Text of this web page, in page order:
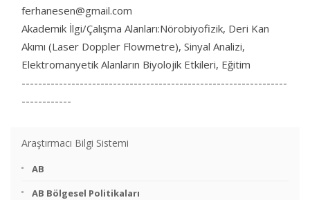
ferhanesen@gmail.com
Akademik İlgi/Çalışma Alanları:Nörobiyofizik, Deri Kan
Akımı (Laser Doppler Flowmetre), Sinyal Analizi,
Elektromanyetik Alanların Biyolojik Etkileri, Eğitim
----------------------------------------------------------------
------------
Araştırmacı Bilgi Sistemi
AB
AB Bölgesel Politikaları